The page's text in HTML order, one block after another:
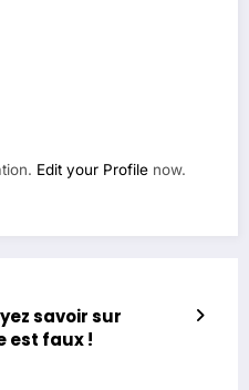
Edit your Profile now.
savoir sur
est faux !